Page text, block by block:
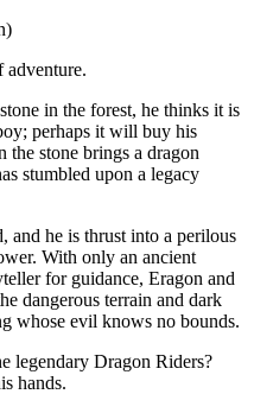
in the forest, he thinks it is
perhaps it will buy his
stone brings a dragon
stumbled upon a legacy
and he is thrust into a perilous
With only an ancient
for guidance, Eragon and
dangerous terrain and dark
whose evil knows no bounds.
legendary Dragon Riders?
hands.